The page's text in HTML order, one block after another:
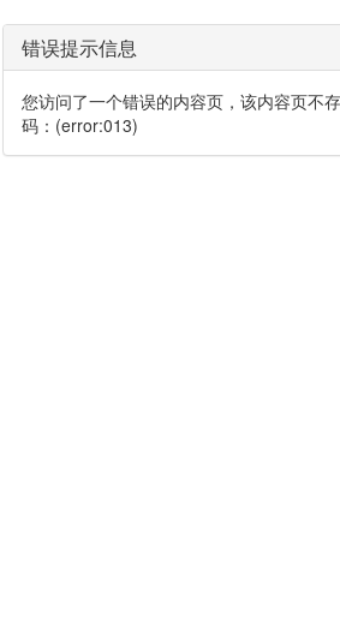
错误提示信息
您访问了一个错误的内容页，该内容页不
码：(error:013)